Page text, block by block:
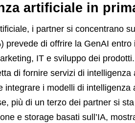
artificiale in
i partner si concentrano
prevede di offrire la GenAI entro
IT e sviluppo dei
di fornire servizi di intelligenza
i modelli di intelligenza
più di un terzo dei partner si
e storage basati sull’IA,